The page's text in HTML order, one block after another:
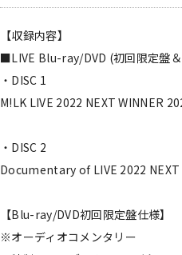
【収録内容】
■LIVE Blu-ray/DVD (初回限定盤
・DISC 1
M!LK LIVE 2022 NEXT WINNER
・DISC 2
Documentary of LIVE 2022 NEXT
【Blu-ray/DVD初回限定盤仕様】
※オーディオコメンタリー